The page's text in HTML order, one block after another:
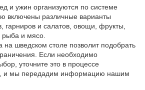
и ужин организуются по системе
включены различные варианты
гарниров и салатов, овощи, фрукты,
рыба и мясо.
на шведском столе позволит подобрать
Если необходимо
уточните это в процессе
и мы передадим информацию нашим